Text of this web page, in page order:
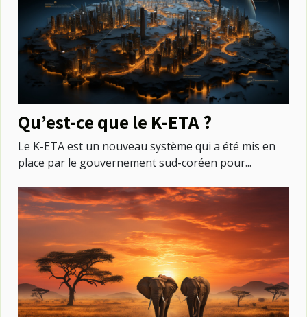
Qu’est-ce que le K-ETA ?
Le K-ETA est un nouveau système qui a été mis en
place par le gouvernement sud-coréen pour...